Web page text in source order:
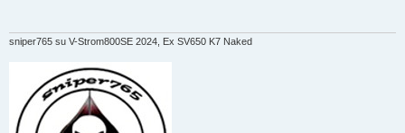
sniper765 su V-Strom800SE 2024, Ex SV650 K7 Naked